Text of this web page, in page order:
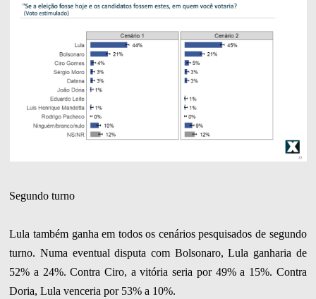
Segundo turno
Lula também ganha em todos os cenários pesquisados de segundo
turno. Numa eventual disputa com Bolsonaro, Lula ganharia de
52% a 24%. Contra Ciro, a vitória seria por 49% a 15%. Contra
Doria, Lula venceria por 53% a 10%.